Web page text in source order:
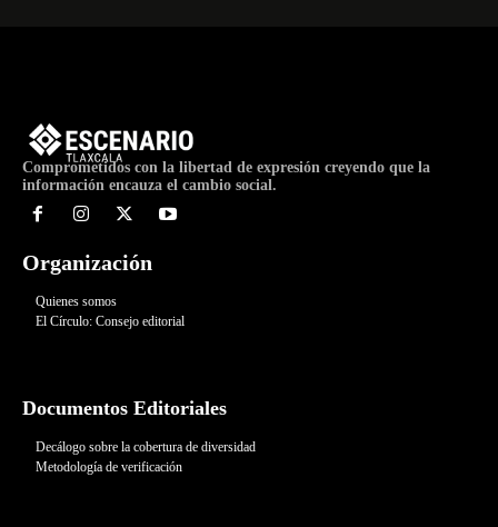
Comprometidos con la libertad de expresión creyendo que la
información encauza el cambio social.
Organización
Quienes somos
El Círculo: Consejo editorial
Documentos Editoriales
Decálogo sobre la cobertura de diversidad
Metodología de verificación